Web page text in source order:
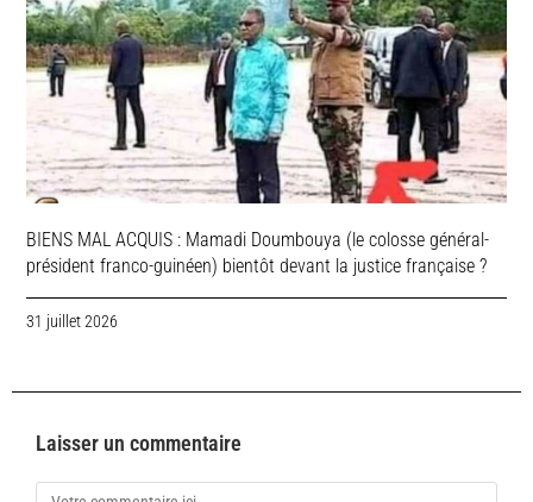
BIENS MAL ACQUIS : Mamadi Doumbouya (le colosse général-
président franco-guinéen) bientôt devant la justice française ?
31 juillet 2026
Laisser un commentaire